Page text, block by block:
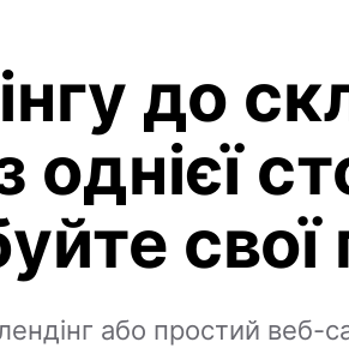
до
однієї
свої
або простий веб-